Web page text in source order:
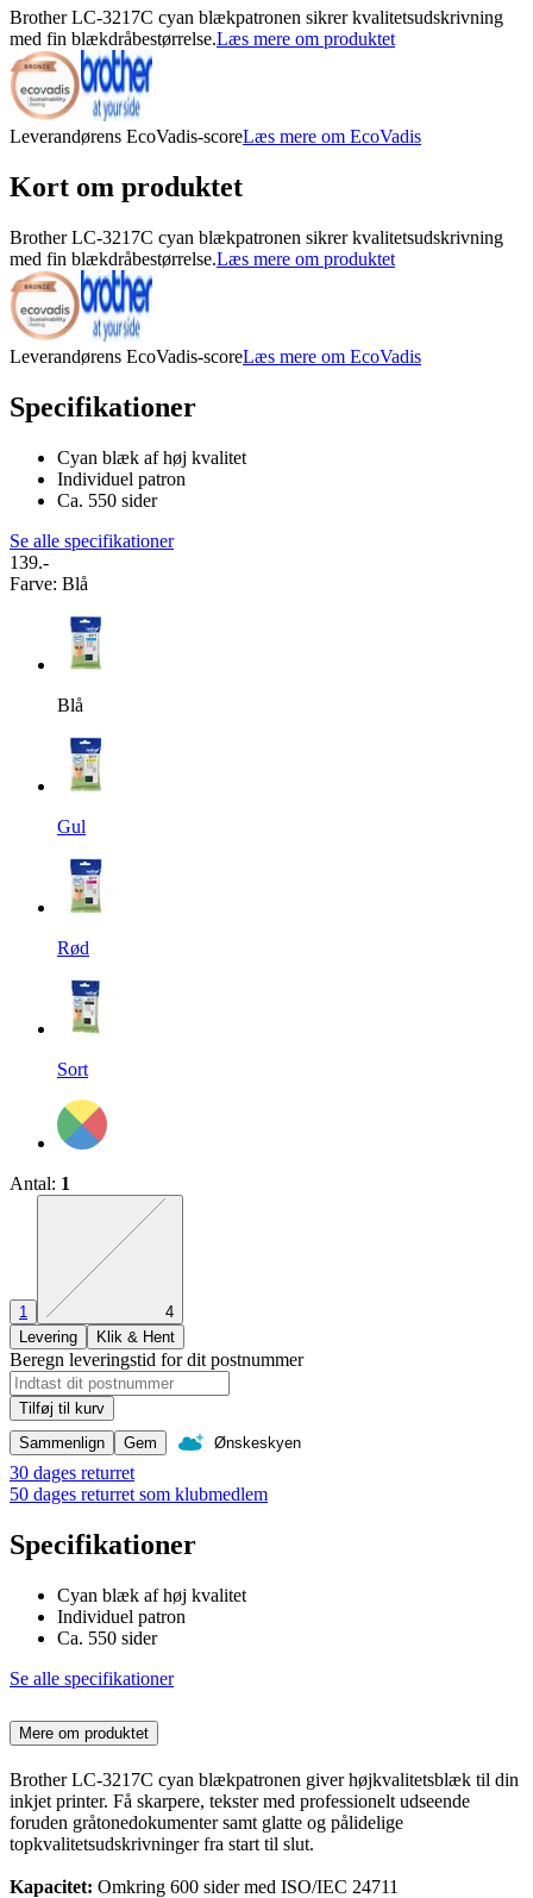
Brother LC-3217C cyan blækpatronen sikrer kvalitetsudskrivning
med fin blækdråbestørrelse.Læs mere om produktet
Leverandørens EcoVadis-scoreLæs mere om EcoVadis
Kort om produktet
Brother LC-3217C cyan blækpatronen sikrer kvalitetsudskrivning
med fin blækdråbestørrelse.Læs mere om produktet
Leverandørens EcoVadis-scoreLæs mere om EcoVadis
Specifikationer
Cyan blæk af høj kvalitet
Individuel patron
Ca. 550 sider
Se alle specifikationer
139.-
Farve: Blå
Blå
Gul
Rød
Sort
Den præcise kombination mangler
Antal: 1
1
Den præcise kombination mangler
4
Levering
Klik & Hent
Beregn leveringstid for dit postnummer
Tilføj til kurv
Sammenlign
Gem Ønskeskyen
30 dages returret
50 dages returret som klubmedlem
Specifikationer
Cyan blæk af høj kvalitet
Individuel patron
Ca. 550 sider
Se alle specifikationer
Mere om produktet
Brother LC-3217C cyan blækpatronen giver højkvalitetsblæk til din
inkjet printer. Få skarpere, tekster med professionelt udseende
foruden gråtonedokumenter samt glatte og pålidelige
topkvalitetsudskrivninger fra start til slut.
Kapacitet: Omkring 600 sider med ISO/IEC 24711